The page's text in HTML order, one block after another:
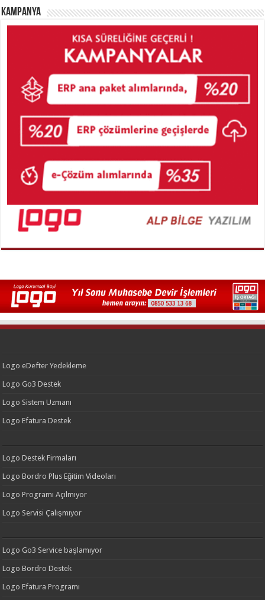
Kampanya
Logo eDefter Yedekleme
Logo Go3 Destek
Logo Sistem Uzmanı
Logo Efatura Destek
Logo Destek Firmaları
Logo Bordro Plus Eğitim Videoları
Logo Programı Açılmıyor
Logo Servisi Çalışmıyor
Logo Go3 Service başlamıyor
Logo Bordro Destek
Logo Efatura Programı